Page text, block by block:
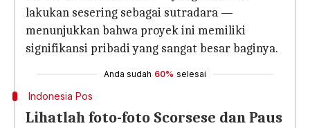
lakukan sesering sebagai sutradara —
menunjukkan bahwa proyek ini memiliki
signifikansi pribadi yang sangat besar baginya.
Anda sudah 60% selesai
Indonesia Pos
Lihatlah foto-foto Scorsese dan Paus